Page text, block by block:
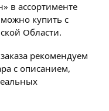
в ассортименте
купить с
Области.
рекомендуем
с описанием,